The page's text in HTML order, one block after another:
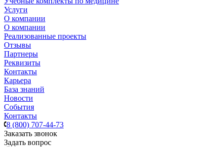
Услуги
О компании
О компании
Реализованные проекты
Отзывы
Партнеры
Реквизиты
Контакты
Карьера
База знаний
Новости
События
Контакты
8 (800) 707-44-73
Заказать звонок
Задать вопрос